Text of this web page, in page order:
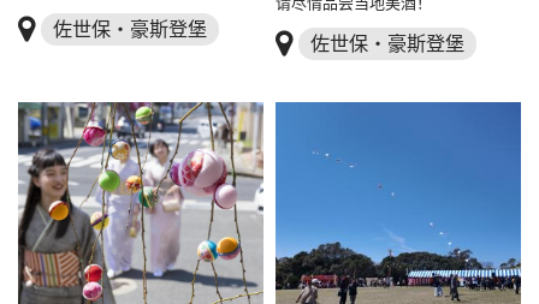
佐世保・豪斯登堡
佐世保・豪斯登堡